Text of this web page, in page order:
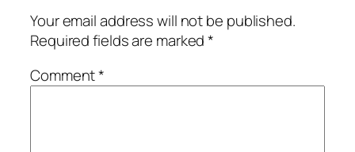
Your email address will not be published.
Required fields are marked*
Comment*